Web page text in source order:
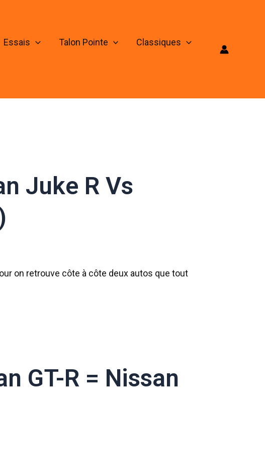
Essais Talon Pointe
Classiques
Juke R Vs
on retrouve côte à côte deux autos que tout
GT-R = Nissan